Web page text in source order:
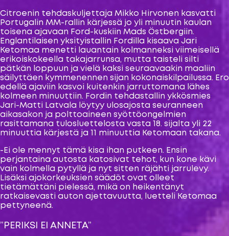
Citroenin tehdaskuljettaja Mikko Hirvonen kasvatti
Portugalin MM-rallin kärjessä jo yli minuutin kaulan
toisena ajavaan Ford-kuskiin Mads Östbergiin.
Englantilaisen yksityistallin Fordilla kisaava Jari
Ketomaa menetti lauantain kolmanneksi viimeisellä
erikoiskokeella takajarrunsa, mutta taisteli silti
pätkän loppuun ja vielä kaksi seuraavaakin maaliin
säilyttäen kymmenennen sijan kokonaiskilpailussa. Ero
edellä ajaviin kasvoi kuitenkin jarruttomana lähes
kolmeen minuuttiin. Fordin tehdastallin ykkösmies
Jari-Matti Latvala löytyy ulosajosta seuranneen
aikasakon ja polttoaineen syöttöongelmien
rasittamana tulosluettelosta vasta 18. sijalta yli 22
minuuttia kärjestä ja 11 minuuttia Ketomaan takana.
-Ei ole mennyt tämä kisa ihan putkeen. Ensin
perjantaina autosta katosivat tehot, kun kone kävi
vain kolmella pytyllä ja nyt sitten räjähti jarrulevy.
Lisäksi ajokorkeuksien säädöt ovat olleet
tietämättäni pielessä, mikä on heikentänyt
ratkaisevasti auton ajettavuutta, luetteli Ketomaa
pettyneenä.
”PERIKSI EI ANNETA”